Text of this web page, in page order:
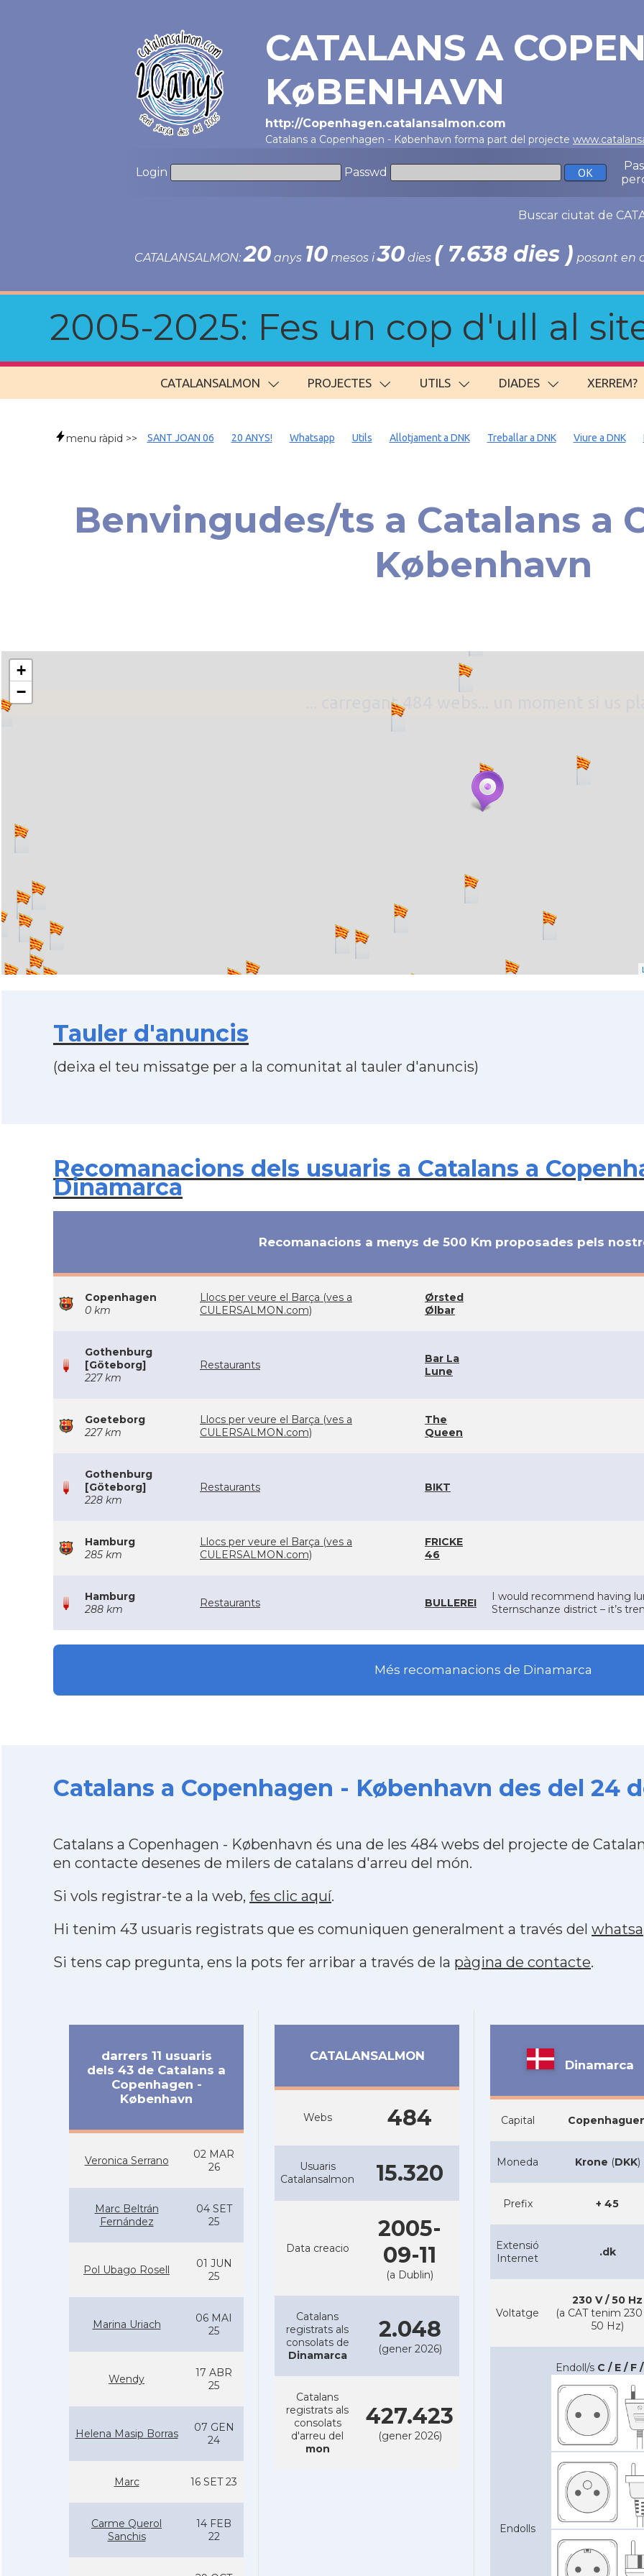
CATALANS A
KøBENHAVN
http://Copenhagen.catalansalmon.com
Catalans a Copenhagen - København forma part del projecte
Login Passwd
Buscar ciutat de
CATALANSALMON:20anys 10mesos i30dies ( 7.638 dies ) posant en
2005-2025: Fes un cop d'ull al
CATALANSALMON PROJECTES UTILS DIADES XERREM?
menu ràpid >> SANT JOAN 06 20 ANYS! Whatsapp Utils Allotjament a DNK Treballar a DNK Viure a DNK
Benvingudes/ts a Catalans a
København
... carregant 484 webs... un moment si us
+
−
Tauler d'anuncis
(deixa el teu missatge per a la comunitat al tauler d'anuncis)
Recomanacions dels usuaris a Catalans a
Dinamarca
Recomanacions a menys de 500 Km proposades pels
Copenhagen
0 km
Llocs per veure el Barça (ves a
CULERSALMON.com)
Ørsted
Ølbar
Gothenburg
[Göteborg]
227 km
Restaurants
Bar La
Lune
Goeteborg
227 km
Llocs per veure el Barça (ves a
CULERSALMON.com)
The
Queen
Gothenburg
[Göteborg]
228 km
Restaurants BIKT
Hamburg
285 km
Llocs per veure el Barça (ves a
CULERSALMON.com)
FRICKE
46
Hamburg
288 km
Restaurants BULLEREI
I would recommend having
Sternschanze district – it’s
Més recomanacions de Dinamarca
Catalans a Copenhagen - København des del 24
Catalans a Copenhagen - København és una de les 484 webs del projecte de
en contacte desenes de milers de catalans d'arreu del món.
Si vols registrar-te a la web, fes clic aquí.
Hi tenim 43 usuaris registrats que es comuniquen generalment a través del
Si tens cap pregunta, ens la pots fer arribar a través de la pàgina de contacte.
darrers 11 usuaris
dels 43 de Catalans a
Copenhagen -
København
Veronica Serrano
02 MAR
26
Marc Beltrán
Fernández
04 SET
25
Pol Ubago Rosell
01 JUN
25
Marina Uriach
06 MAI
25
Wendy
17 ABR
25
Helena Masip Borras
07 GEN
24
Marc 16 SET 23
Carme Querol
Sanchis
14 FEB
22
CATALANSALMON
Webs 484
Usuaris
Catalansalmon
15.320
Data creacio
2005-
09-11
(a Dublin)
Catalans
registrats als
consolats de
Dinamarca
2.048
(gener 2026)
Catalans
registrats als
consolats
d'arreu del
mon
427.423
(gener 2026)
Dinamarca
Capital
Moneda Krone (DKK)
Prefix + 45
Extensió
Internet
.dk
Voltatge
230 V / 50 Hz
(a CAT tenim
50 Hz)
Endolls
Endoll/s C / E / F